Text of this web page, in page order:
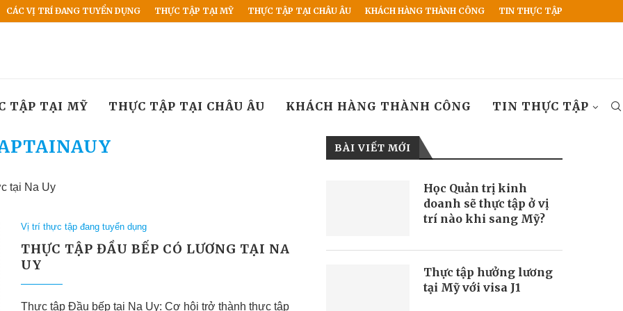
CÁC VỊ TRÍ ĐANG TUYỂN DỤNG THỰC TẬP TẠI MỸ THỰC TẬP TẠI CHÂU ÂU KHÁCH HÀNG THÀNH CÔNG TIN THỰC TẬP
TẬP TẠI MỸ THỰC TẬP TẠI CHÂU ÂU KHÁCH HÀNG THÀNH CÔNG TIN THỰC TẬP
tại Na Uy
Vị trí thực tập đang tuyển dụng
THỰC TẬP ĐẦU BẾP CÓ LƯƠNG TẠI NA
UY
Thực tập Đầu bếp tại Na Uy: Cơ hội trở thành thực tập
BÀI VIẾT MỚI
Học Quản trị kinh
doanh sẽ thực tập ở vị
trí nào khi sang Mỹ?
Thực tập hưởng lương
tại Mỹ với visa J1